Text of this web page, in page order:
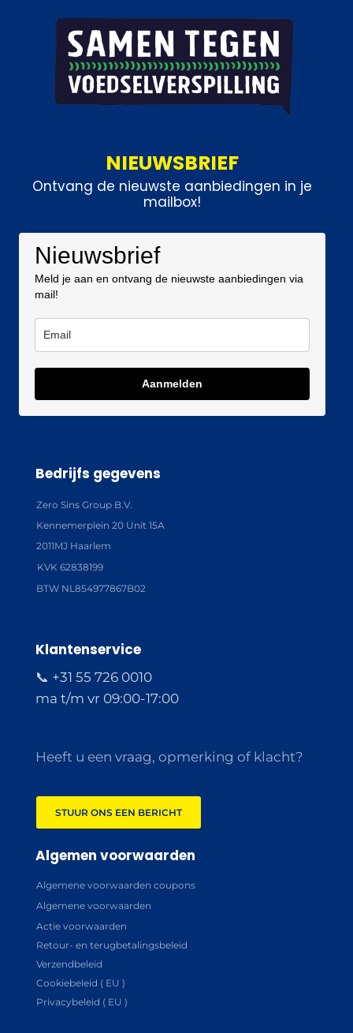
NIEUWSBRIEF
Ontvang de nieuwste aanbiedingen in je
mailbox!
Nieuwsbrief
Meld je aan en ontvang de nieuwste aanbiedingen via
mail!
Aanmelden
Bedrijfs gegevens
Zero Sins Group B.V.
Kennemerplein 20 Unit 15A
2011MJ Haarlem
KVK 62838199
BTW NL854977867B02
Klantenservice
📞 +31 55 726 0010
ma t/m vr 09:00-17:00
Heeft u een vraag, opmerking of klacht?
STUUR ONS EEN BERICHT
Algemen voorwaarden
Algemene voorwaarden coupons
Algemene voorwaarden
Actie voorwaarden
Retour- en terugbetalingsbeleid
Verzendbeleid
Cookiebeleid ( EU )
Privacybeleid ( EU )